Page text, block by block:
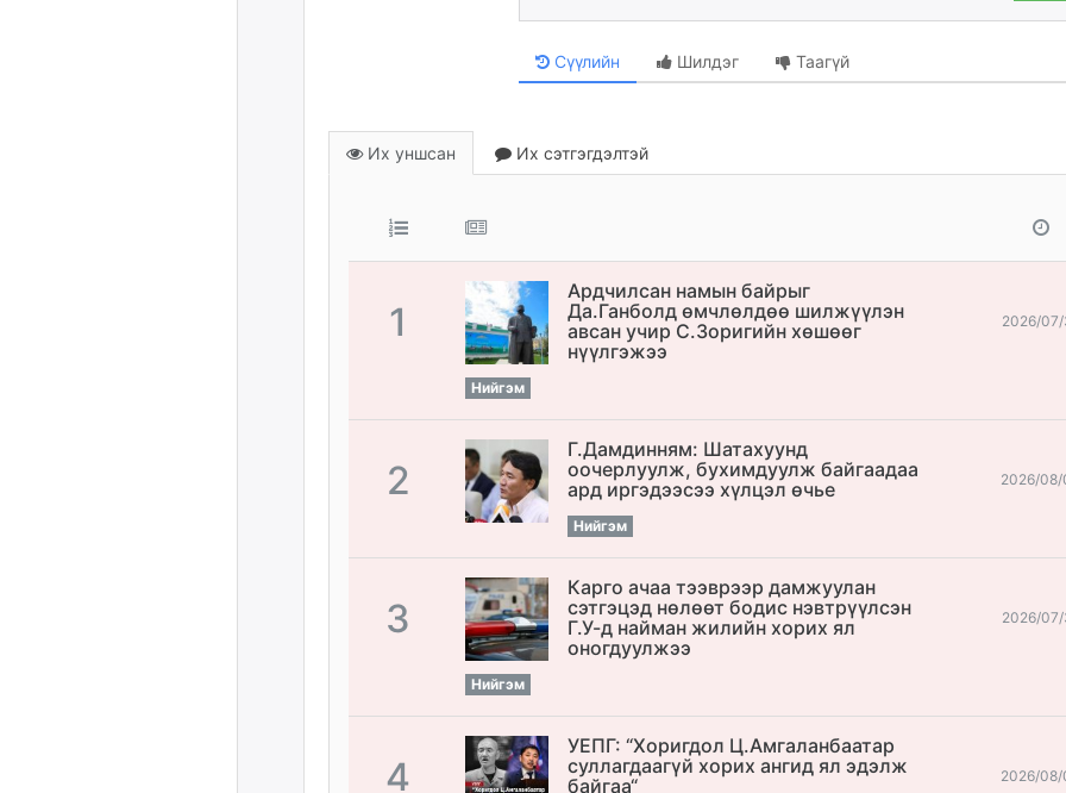
Сүүлийн Шилдэг Таагүй
Их уншсан Их сэтгэгдэлтэй
1
Ардчилсан намын байрыг
Да.Ганболд өмчлөлдөө шилжүүлэн
авсан учир С.Зоригийн хөшөөг
нүүлгэжээ
Нийгэм
2026/07/
2
Г.Дамдинням: Шатахуунд
оочерлуулж, бухимдуулж байгаадаа
ард иргэдээсээ хүлцэл өчье
Нийгэм
2026/08/
3
Карго ачаа тээврээр дамжуулан
сэтгэцэд нөлөөт бодис нэвтрүүлсэн
Г.У-д найман жилийн хорих ял
оногдуулжээ
Нийгэм
2026/07/
4
УЕПГ: “Хоригдол Ц.Амгаланбаатар
cуллагдаагүй хорих ангид ял эдэлж
байгаа“
2026/08/